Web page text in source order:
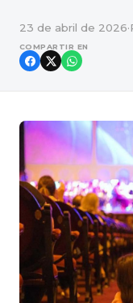
23 de abril de 2026·
COMPARTIR EN